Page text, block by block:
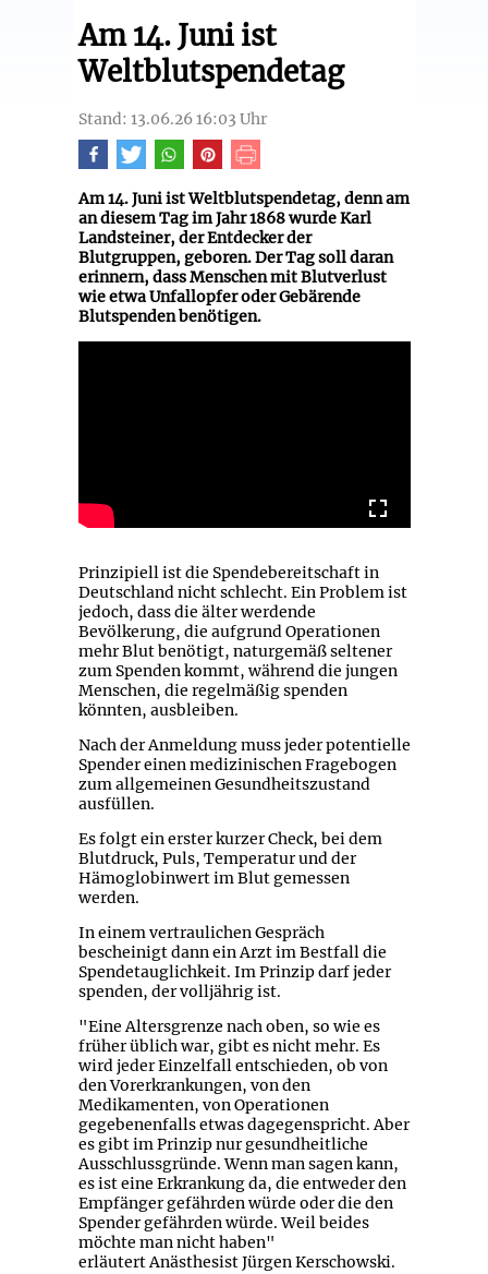
Am 14. Juni ist
Weltblutspendetag
Stand: 13.06.26 16:03 Uhr
Am 14. Juni ist Weltblutspendetag, denn am
an diesem Tag im Jahr 1868 wurde Karl
Landsteiner, der Entdecker der
Blutgruppen, geboren. Der Tag soll daran
erinnern, dass Menschen mit Blutverlust
wie etwa Unfallopfer oder Gebärende
Blutspenden benötigen.
Prinzipiell ist die Spendebereitschaft in
Deutschland nicht schlecht. Ein Problem ist
jedoch, dass die älter werdende
Bevölkerung, die aufgrund Operationen
mehr Blut benötigt, naturgemäß seltener
zum Spenden kommt, während die jungen
Menschen, die regelmäßig spenden
könnten, ausbleiben.
Nach der Anmeldung muss jeder potentielle
Spender einen medizinischen Fragebogen
zum allgemeinen Gesundheitszustand
ausfüllen.
Es folgt ein erster kurzer Check, bei dem
Blutdruck, Puls, Temperatur und der
Hämoglobinwert im Blut gemessen
werden.
In einem vertraulichen Gespräch
bescheinigt dann ein Arzt im Bestfall die
Spendetauglichkeit. Im Prinzip darf jeder
spenden, der volljährig ist.
"Eine Altersgrenze nach oben, so wie es
früher üblich war, gibt es nicht mehr. Es
wird jeder Einzelfall entschieden, ob von
den Vorerkrankungen, von den
Medikamenten, von Operationen
gegebenenfalls etwas dagegenspricht. Aber
es gibt im Prinzip nur gesundheitliche
Ausschlussgründe. Wenn man sagen kann,
es ist eine Erkrankung da, die entweder den
Empfänger gefährden würde oder die den
Spender gefährden würde. Weil beides
möchte man nicht haben"
erläutert Anästhesist Jürgen Kerschowski.